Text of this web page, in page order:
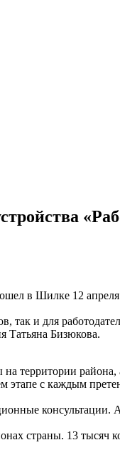
в Шилке 12
так и для
Татьяна Бизюкова.
на территории
с каждым
страны. 13